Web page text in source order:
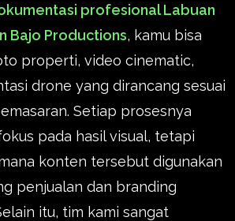
profesional Labuan
Bajo Productions, kamu bisa
properti, video cinematic,
drone yang dirancang sesuai
Setiap prosesnya
pada hasil visual, tetapi
konten tersebut digunakan
penjualan dan branding
itu, tim kami sangat